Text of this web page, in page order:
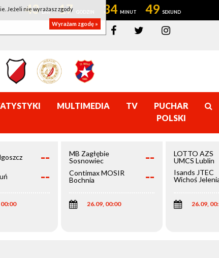
43 17 34 49
MULTIMEDIA TV
PUCHAR
POLSKI
--
--
MB Zagłębie
Sosnowiec
--
Contimax MOSIR
Bochnia
--
26.09, 00:00
LOTTO AZS
UMCS Lublin
Isands JTEC
Wichoś
26.09,
Jeżeli nie wyrażasz zgody
Wyrażam zgodę »